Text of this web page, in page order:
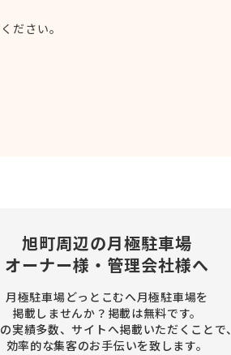
ださい。
旭町周辺の月極駐車場
オーナー様・管理会社様へ
月極駐車場どっとこむへ月極駐車場を
掲載しませんか？ 掲載は無料です。
実績多数、サイトへ掲載いただくことで、
効率的な集客のお手伝いを致します。